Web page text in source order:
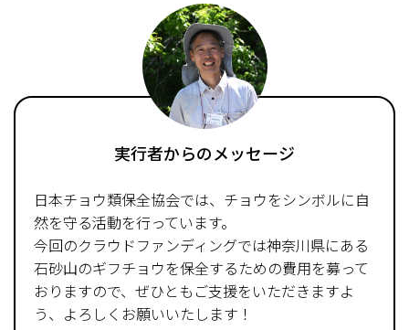
実行者からのメッセージ
日本チョウ類保全協会では、チョウをシンボルに自
然を守る活動を行っています。
今回のクラウドファンディングでは神奈川県にある
石砂山のギフチョウを保全するための費用を募って
おりますので、ぜひともご支援をいただきますよ
う、よろしくお願いいたします！